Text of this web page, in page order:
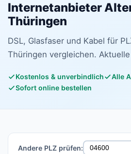
Internetanbieter
Thüringen
DSL, Glasfaser und Kabel für
Thüringen vergleichen.
Kostenlos & unverbindlich
Alle
Sofort online bestellen
Andere PLZ prüfen: